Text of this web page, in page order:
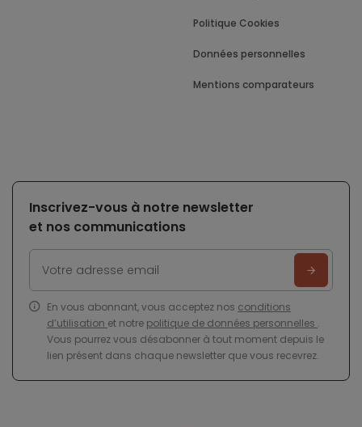
Politique Cookies
Données personnelles
Mentions comparateurs
Inscrivez-vous à notre newsletter
et nos communications
En vous abonnant, vous acceptez nos conditions
d’utilisation et notre politique de données personnelles .
Vous pourrez vous désabonner à tout moment depuis le
lien présent dans chaque newsletter que vous recevrez.